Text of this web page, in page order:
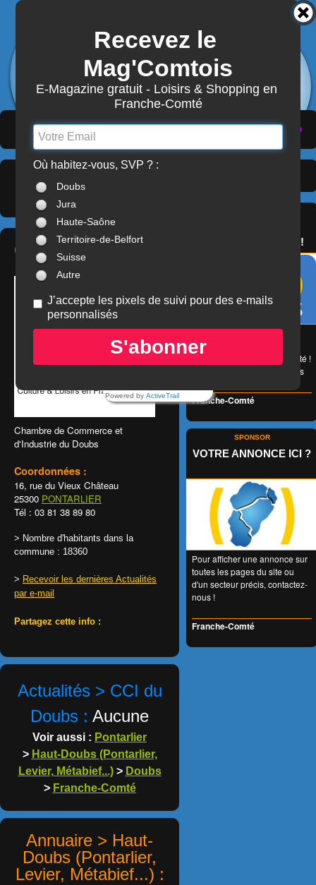
Franche-Comté
3872
7870
Abonnement Mag'Comtois
(ACTUALITÉS) (ANNUAIRE) (MON COMPTE )
Institutionnels
CCI DU DOUBS
Chambre de Commerce et
d'Industrie du Doubs
Coordonnées :
16, rue du Vieux Château
25300 PONTARLIER
Tél : 03 81 38 89 80
> Nombre d'habitants dans la
commune : 18360
> Recevoir les dernières Actualités
par e-mail
Partagez cette info :
Actualités > CCI du
Doubs : Aucune
Voir aussi : Pontarlier
> Haut-Doubs (Pontarlier,
Levier, Métabief...)> Doubs
> Franche-Comté
Annuaire > Haut-
Doubs (Pontarlier,
Levier, Métabief...) :
LE PASS'COMTOIS !
😉 LA carte de réduction
accessible à tous et valable
1 an entier en Franche-Comté !
👍 + de 350 Partenaires dans
Franche-Comté
SPONSOR
VOTRE ANNONCE ICI ?
Pour afficher une annonce sur
toutes les pages du site ou
d'un secteur précis, contactez-
nous !
Franche-Comté
Recevez le
Mag'Comtois
E-Magazine gratuit - Loisirs & Shopping en
Franche-Comté
Où habitez-vous, SVP ? :
Doubs
Jura
Haute-Saône
Territoire-de-Belfort
Suisse
Autre
J’accepte les pixels de suivi pour des e-mails
personnalisés
S'abonner
Powered by ActiveTrail